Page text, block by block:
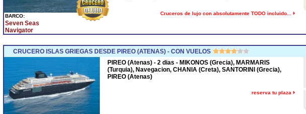
BARCO:
Seven Seas
Navigator
Cruceros de lujo con absolutamente TODO incluido...
CRUCERO ISLAS GRIEGAS DESDE PIREO (ATENAS) - CON VUELOS
PIREO (Atenas) - 2 dias - MIKONOS (Grecia), MARMARIS
(Turquia), Navegacion, CHANIA (Creta), SANTORINI (Grecia),
PIREO (Atenas)
reserva tu plaza